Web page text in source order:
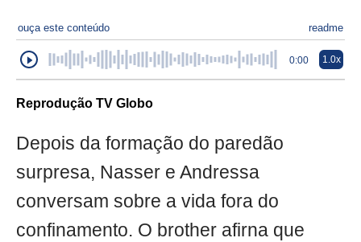
ouça este conteúdo readme
0:00 1.0x
Reprodução TV Globo
Depois da formação do paredão
surpresa, Nasser e Andressa
conversam sobre a vida fora do
confinamento. O brother afirna que